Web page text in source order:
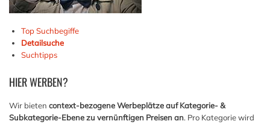
Top Suchbegiffe
Detailsuche
Suchtipps
HIERWERBEN?
Wir bieten context-bezogene Werbeplätze auf Kategorie- &
Subkategorie-Ebene zu vernünftigen Preisen an. Pro Kategorie wird